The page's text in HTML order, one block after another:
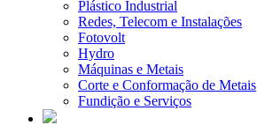
Plástico Industrial
Redes, Telecom e Instalações
Fotovolt
Hydro
Máquinas e Metais
Corte e Conformação de Metais
Fundição e Serviços